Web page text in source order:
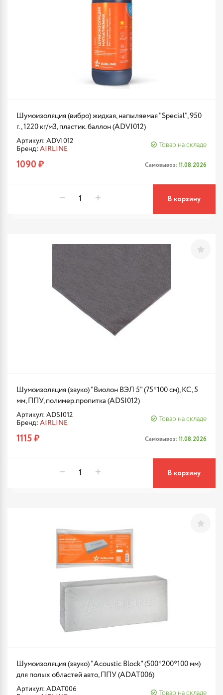
Шумоизоляция (вибро) жидкая, напыляемая "Special", 950
г., 1220 кг/м3, пластик. баллон (ADVI012)
Артикул: ADVI012
Бренд: AIRLINE
Товар на складе
1090 ₽ Самовывоз: 11.08.2026
В корзину
Шумоизоляция (звуко) "Виолон ВЭЛ 5" (75*100 см), КС, 5
мм, ППУ, полимер.пропитка (ADSI012)
Артикул: ADSI012
Бренд: AIRLINE
Товар на складе
1115 ₽ Самовывоз: 11.08.2026
В корзину
Шумоизоляция (звуко) "Acoustic Block" (500*200*100 мм)
для полых областей авто, ППУ (ADAT006)
Артикул: ADAT006
Товар на складе